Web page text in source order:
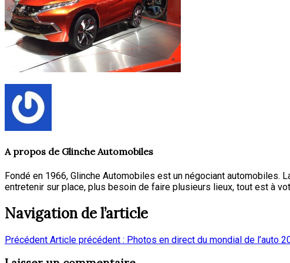
A propos de Glinche Automobiles
Fondé en 1966, Glinche Automobiles est un négociant automobiles.
entretenir sur place, plus besoin de faire plusieurs lieux, tout est à
Navigation de l’article
Précédent Article précédent : Photos en direct du mondial de l’auto